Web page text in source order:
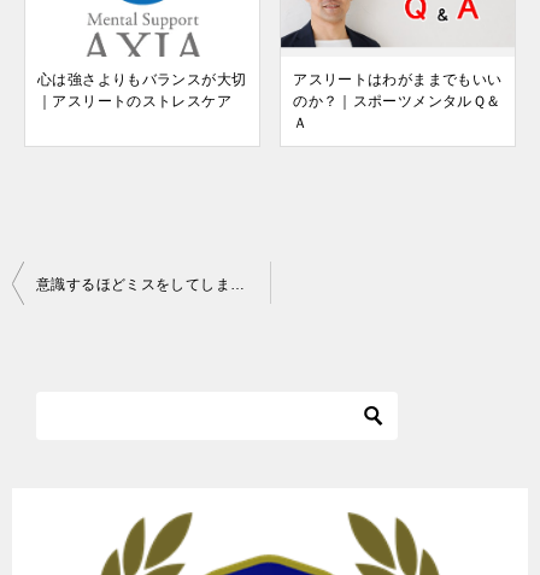
心は強さよりもバランスが大切
｜アスリートのストレスケア
アスリートはわがままでもいい
のか？｜スポーツメンタルＱ＆
Ａ
投